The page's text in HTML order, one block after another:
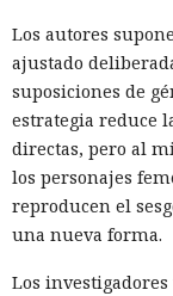
Los autores
ajustado
suposiciones de
estrategia reduce
directas, pero al
los personajes
reproducen el
una nueva forma.
Los